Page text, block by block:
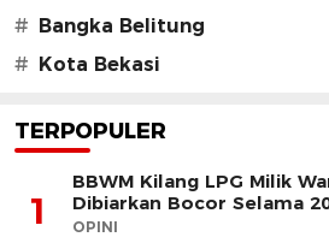
# Bangka Belitung
# Kota Bekasi
TERPOPULER
1
BBWM Kilang LPG Milik
Dibiarkan Bocor Selama
OPINI